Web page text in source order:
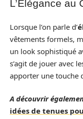
L’Élégance
Lorsque l’on parle d’
vêtements formels,
un look sophistiqué
s’agit de jouer avec
apporter une touche
A découvrir
idées de tenues